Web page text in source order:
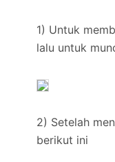
1) Untuk
lalu untuk
2) Setelah
berikut ini